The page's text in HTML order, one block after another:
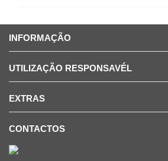
INFORMAÇÃO
UTILIZAÇÃO RESPONSAVÉL
EXTRAS
CONTACTOS